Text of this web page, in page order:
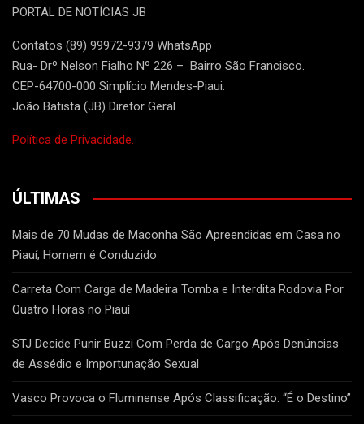
PORTAL DE NOTÍCIAS JB
Contatos (89) 99972-9379 WhatsApp
Rua- Drº Nelson Fialho Nº 226 – Bairro São Francisco.
CEP-64700-000 Simplício Mendes-Piaui.
João Batista (JB) Diretor Geral.
Política de Privacidade.
ÚLTIMAS
Mais de 70 Mudas de Maconha São Apreendidas em Casa no
Piauí; Homem é Conduzido
Carreta Com Carga de Madeira Tomba e Interdita Rodovia Por
Quatro Horas no Piauí
STJ Decide Punir Buzzi Com Perda de Cargo Após Denúncias
de Assédio e Importunação Sexual
Vasco Provoca o Fluminense Após Classificação: “É o Destino”